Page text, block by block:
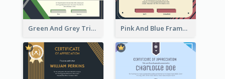
Green And Grey Triangles With Badge Certificate Pink And Blue Frame Company Certificate